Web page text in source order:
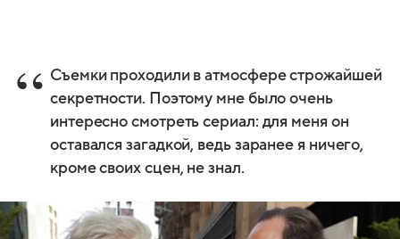
Съемки проходили в атмосфере строжайшей
секретности. Поэтому мне было очень
интересно смотреть сериал: для меня он
оставался загадкой, ведь заранее я ничего,
кроме своих сцен, не знал.